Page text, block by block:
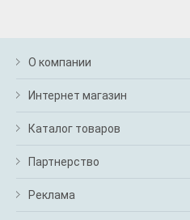
О компании
Интернет магазин
Каталог товаров
Партнерство
Реклама